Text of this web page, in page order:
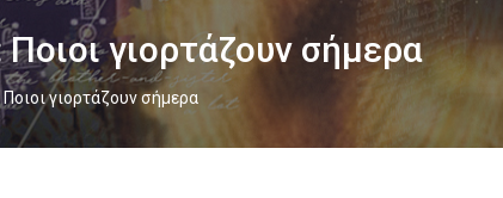
γιορτάζουν σήμερα
γιορτάζουν σήμερα